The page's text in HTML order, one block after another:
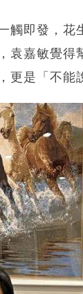
觸即發，花
袁嘉敏覺
更是「不能